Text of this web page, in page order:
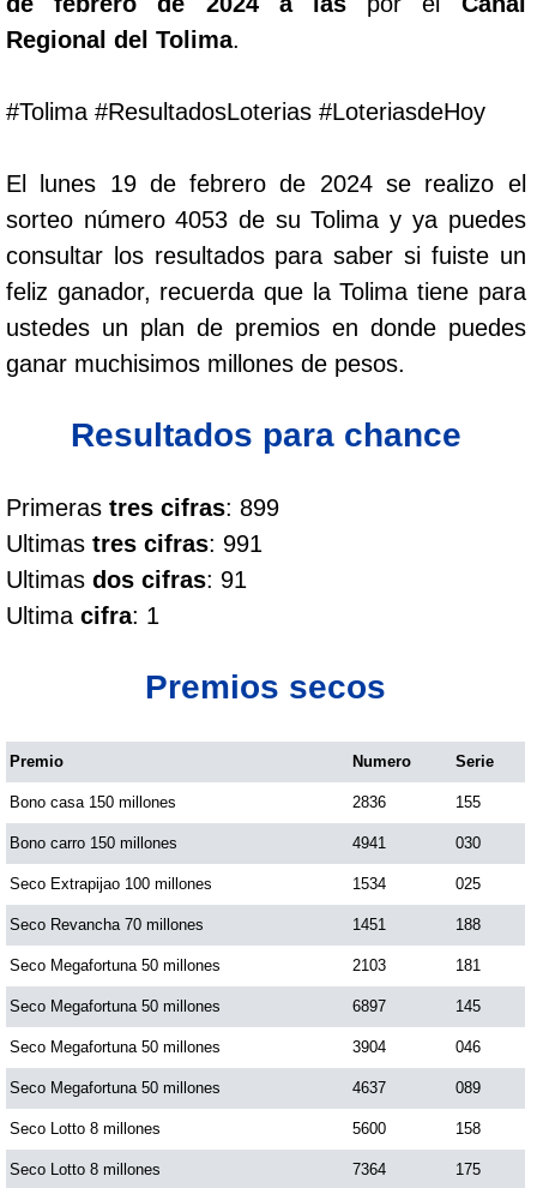
Antioqueñita Día
Astro Luna
Cafeterito Tarde
Cafeterito Noche
Caribeña Día
Caribeña Noche
Chontico Día
Culona noche
Dorado Mañana
Dorado Tarde
Dorado Noche
Fantástica Día
Fantástica Noche
Regional del Tolima.
#Tolima #ResultadosLoterias #LoteriasdeHoy
El lunes 19 de febrero de 2024 se realizo el
sorteo número 4053 de su Tolima y ya puedes
consultar los resultados para saber si fuiste un
feliz ganador, recuerda que la Tolima tiene para
ustedes un plan de premios en donde puedes
ganar muchisimos millones de pesos.
Resultados para chance
Primeras tres cifras: 899
Ultimas tres cifras: 991
Ultimas dos cifras: 91
Ultima cifra: 1
Premios secos
Premio Numero Serie
Bono casa 150 millones 2836 155
Bono carro 150 millones 4941 030
Seco Extrapijao 100 millones 1534 025
Seco Revancha 70 millones 1451 188
Seco Megafortuna 50 millones 2103 181
Seco Megafortuna 50 millones 6897 145
Seco Megafortuna 50 millones 3904 046
Seco Megafortuna 50 millones 4637 089
Seco Lotto 8 millones 5600 158
Seco Lotto 8 millones 7364 175